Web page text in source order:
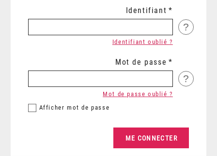
Identifiant
?
Identifiant oublié ?
Mot de passe
?
Afficher mot de passe
Mot de passe oublié ?